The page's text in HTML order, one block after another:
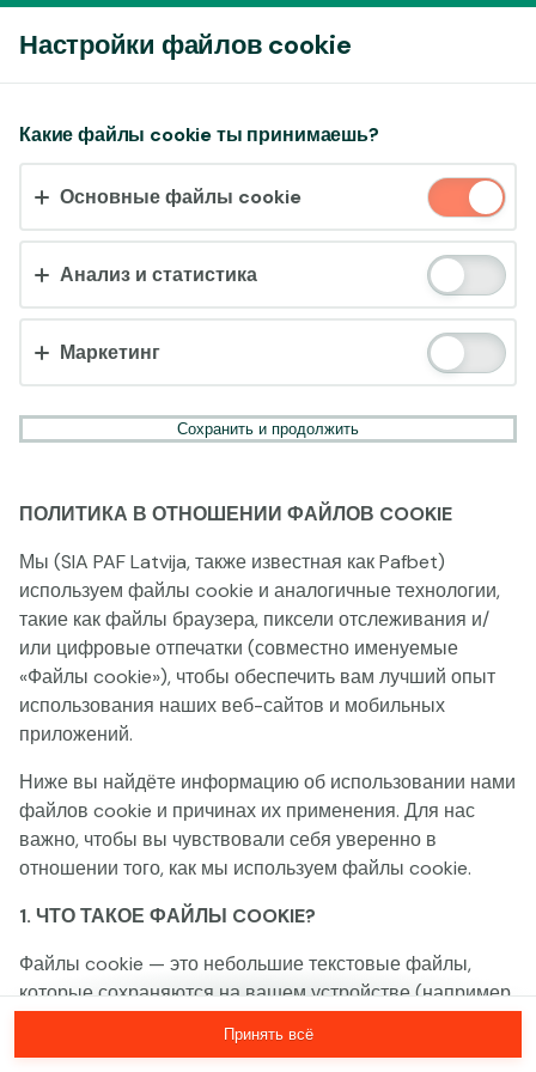
Эта игра недоступна как демо-версия.
Пожалуйста, авторизуйся, чтобы играть в
эту игру на реальные деньги.
Войти
Принять файлы cookie?
На этом веб-сайте используются 3 различных типа
файлов cookie: основные, отслеживающие и
маркетинговые.
Настройки и информация
Настройки файлов cookie
Какие файлы cookie ты принимаешь?
Основные файлы cookie
Анализ и статистика
Маркетинг
Сохранить и продолжить
ПОЛИТИКА В ОТНОШЕНИИ ФАЙЛОВ COOKIE
Мы (SIA PAF Latvija, также известная как Pafbet)
используем файлы cookie и аналогичные технологии,
такие как файлы браузера, пиксели отслеживания и/
или цифровые отпечатки (совместно именуемые
«Файлы cookie»), чтобы обеспечить вам лучший опыт
использования наших веб-сайтов и мобильных
приложений.
Ниже вы найдёте информацию об использовании нами
файлов cookie и причинах их применения. Для нас
важно, чтобы вы чувствовали себя уверенно в
отношении того, как мы используем файлы cookie.
1. ЧТО ТАКОЕ ФАЙЛЫ COOKIE?
Файлы cookie — это небольшие текстовые файлы,
которые сохраняются на вашем устройстве (например,
на компьютере, мобильном телефоне или планшете)
при посещении наших веб-сайтов. Размещение
Принять всё